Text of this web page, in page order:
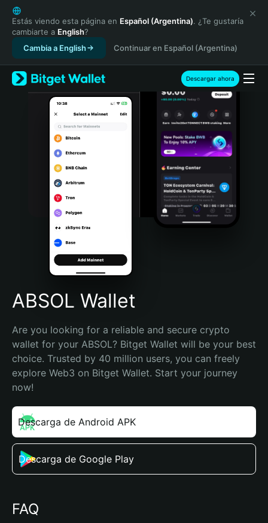
English
日本語
Tiếng Việt
Русский
Español (Latinoamérica)
Türkçe
Italiano
Português (Portugal)
Bahasa Indonesia
Português (Brasil)
Español (Argentina)
Estás viendo esta página en Español (Argentina). ¿Te gustaría
cambiarte a English?
Cambia a English
Continuar en Español (Argentina)
Descargar ahora
ABSOL Wallet
Are you looking for a reliable and secure crypto
wallet for your ABSOL? Bitget Wallet will be your best
choice. Trusted by 40 million users, you can freely
explore Web3 on Bitget Wallet. Start your journey
now!
Descarga de Android APK
Descarga de Google Play
FAQ